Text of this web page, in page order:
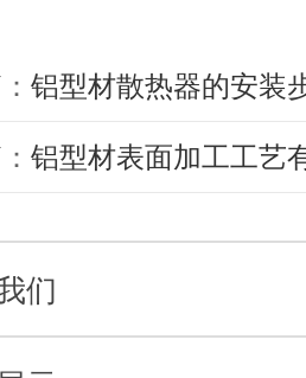
铝型材散热器的安装
铝型材表面加工工艺
们